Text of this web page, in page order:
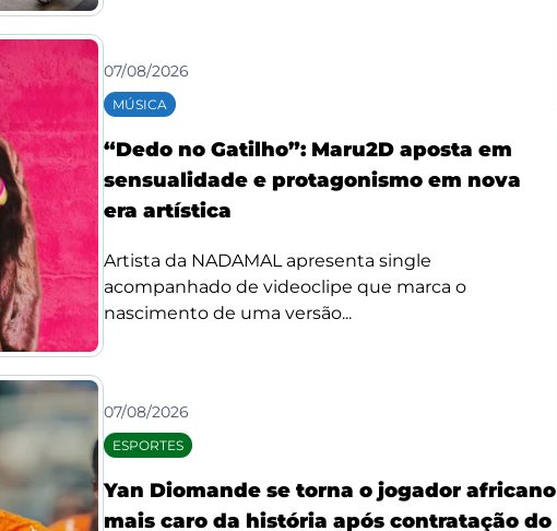
07/08/2026
MÚSICA
“Dedo no Gatilho”: Maru2D aposta em
sensualidade e protagonismo em nova
era artística
Artista da NADAMAL apresenta single
acompanhado de videoclipe que marca o
nascimento de uma versão...
07/08/2026
ESPORTES
Yan Diomande se torna o jogador africano
mais caro da história após contratação do